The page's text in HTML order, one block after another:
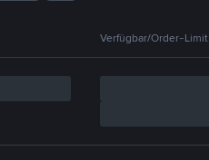
Verfügbar/Order-Limit